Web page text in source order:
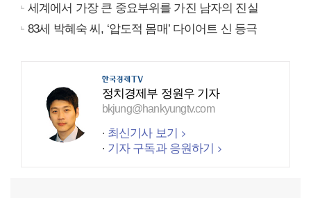
세계에서 가장 큰 중요부위를 가진 남자의 진실
83세 박혜숙 씨, ‘압도적 몸매’ 다이어트 신 등극
정치경제부 정원우 기자
bkjung@hankyungtv.com
최신기사 보기
기자 구독과 응원하기